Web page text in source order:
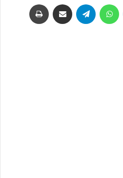
لينكدإن واتساب تيلقرام مشاركة عبر البريد